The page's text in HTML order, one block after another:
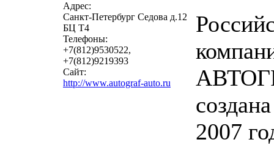
Адрес:
Санкт-Петербург Седова д.12
БЦ Т4
Телефоны:
+7(812)9530522,
+7(812)9219393
Сайт:
http://www.autograf-auto.ru
2007